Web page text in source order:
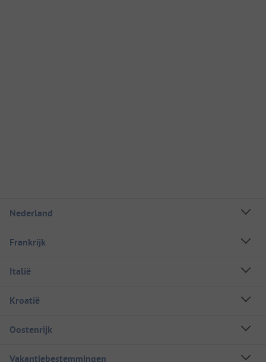
Nederland
Frankrijk
Italië
Kroatië
Oostenrijk
Vakantiebestemmingen